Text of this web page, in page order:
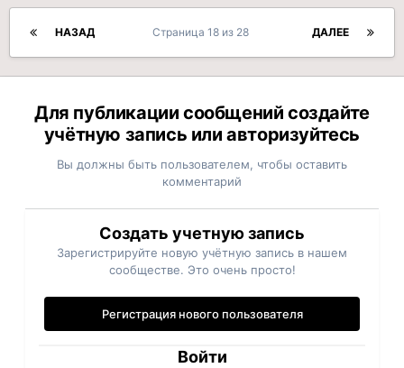
НАЗАД ДАЛЕЕ
Страница 18 из 28
Для публикации сообщений создайте
учётную запись или авторизуйтесь
Вы должны быть пользователем, чтобы оставить
комментарий
Создать учетную запись
Зарегистрируйте новую учётную запись в нашем
сообществе. Это очень просто!
Регистрация нового пользователя
Войти